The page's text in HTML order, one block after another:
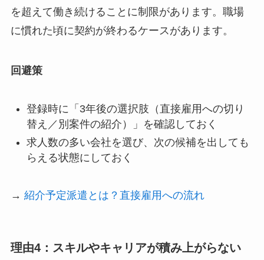
を超えて働き続けることに制限があります。職場
に慣れた頃に契約が終わるケースがあります。
回避策
登録時に「3年後の選択肢（直接雇用への切り
替え／別案件の紹介）」を確認しておく
求人数の多い会社を選び、次の候補を出しても
らえる状態にしておく
→ 紹介予定派遣とは？直接雇用への流れ
理由4：スキルやキャリアが積み上がらない